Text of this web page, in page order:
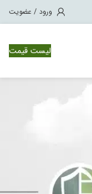
ورود / عضویت
لیست قیمت